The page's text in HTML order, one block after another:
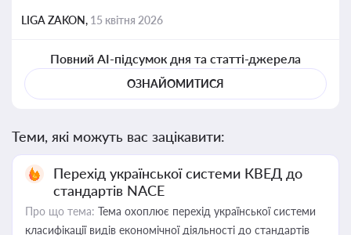
LIGA ZAKON, 15 квітня 2026
Повний AI-підсумок дня та статті-джерела
ОЗНАЙОМИТИСЯ
Теми, які можуть вас зацікавити:
Перехід української системи КВЕД до
стандартів NACE
Про що тема: Тема охоплює перехід української системи
класифікації видів економічної діяльності до стандартів